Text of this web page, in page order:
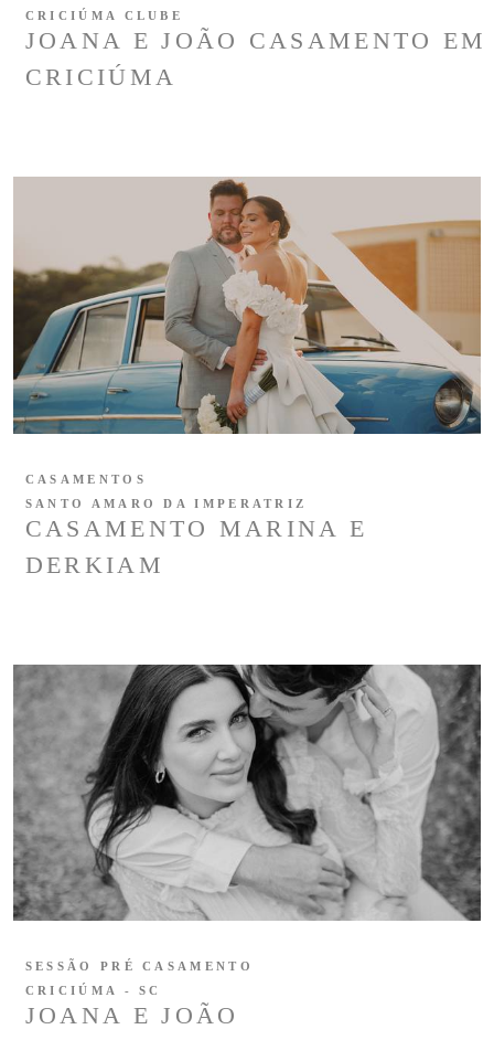
JOANA E JOÃO CASAMENTO EM
CRICIÚMA
CRICIÚMA CLUBE
CASAMENTO MARINA E
DERKIAM
CASAMENTOS
SANTO AMARO DA IMPERATRIZ
JOANA E JOÃO
SESSÃO PRÉ CASAMENTO
CRICIÚMA - SC